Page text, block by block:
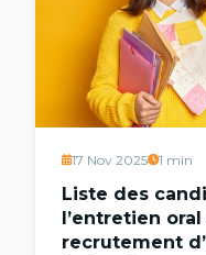
17 Nov 2025 1 min
Liste des
l’entretien
recrutement